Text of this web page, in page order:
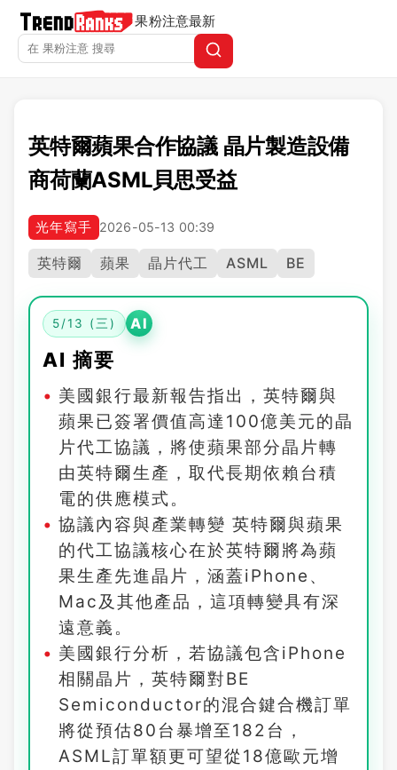
果粉注意最新
英特爾蘋果合作協議 晶片製造設備
商荷蘭ASML貝思受益
光年寫手 2026-05-13 00:39
英特爾 蘋果 晶片代工 ASML BE
5/13 (三) AI
AI 摘要
美國銀行最新報告指出，英特爾與
蘋果已簽署價值高達100億美元的晶
片代工協議，將使蘋果部分晶片轉
由英特爾生產，取代長期依賴台積
電的供應模式。
協議內容與產業轉變 英特爾與蘋果
的代工協議核心在於英特爾將為蘋
果生產先進晶片，涵蓋iPhone、
Mac及其他產品，這項轉變具有深
遠意義。
美國銀行分析，若協議包含iPhone
相關晶片，英特爾對BE
Semiconductor的混合鍵合機訂單
將從預估80台暴增至182台，
ASML訂單額更可望從18億歐元增